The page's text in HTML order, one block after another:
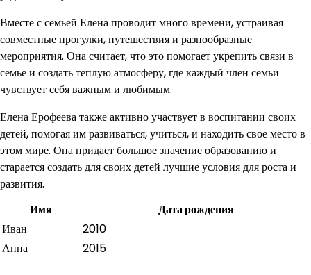
Вместе с семьей Елена проводит много времени, устраивая
совместные прогулки, путешествия и разнообразные
мероприятия. Она считает, что это помогает укрепить связи в
семье и создать теплую атмосферу, где каждый член семьи
чувствует себя важным и любимым.
Елена Ерофеева также активно участвует в воспитании своих
детей, помогая им развиваться, учиться, и находить свое место в
этом мире. Она придает большое значение образованию и
старается создать для своих детей лучшие условия для роста и
развития.
Имя
Дата рождения
Иван
2010
Анна
2015